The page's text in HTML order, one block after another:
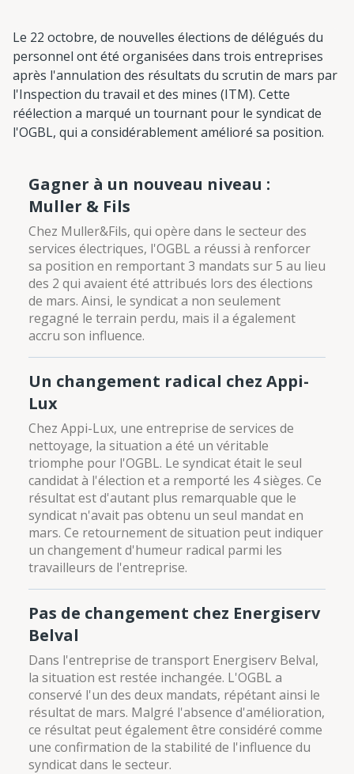
Le 22 octobre, de nouvelles élections de délégués du
personnel ont été organisées dans trois entreprises
après l'annulation des résultats du scrutin de mars par
l'Inspection du travail et des mines (ITM). Cette
réélection a marqué un tournant pour le syndicat de
l'OGBL, qui a considérablement amélioré sa position.
Gagner à un nouveau niveau :
Muller & Fils
Chez Muller&Fils, qui opère dans le secteur des
services électriques, l'OGBL a réussi à renforcer
sa position en remportant 3 mandats sur 5 au lieu
des 2 qui avaient été attribués lors des élections
de mars. Ainsi, le syndicat a non seulement
regagné le terrain perdu, mais il a également
accru son influence.
Un changement radical chez Appi-
Lux
Chez Appi-Lux, une entreprise de services de
nettoyage, la situation a été un véritable
triomphe pour l'OGBL. Le syndicat était le seul
candidat à l'élection et a remporté les 4 sièges. Ce
résultat est d'autant plus remarquable que le
syndicat n'avait pas obtenu un seul mandat en
mars. Ce retournement de situation peut indiquer
un changement d'humeur radical parmi les
travailleurs de l'entreprise.
Pas de changement chez Energiserv
Belval
Dans l'entreprise de transport Energiserv Belval,
la situation est restée inchangée. L'OGBL a
conservé l'un des deux mandats, répétant ainsi le
résultat de mars. Malgré l'absence d'amélioration,
ce résultat peut également être considéré comme
une confirmation de la stabilité de l'influence du
syndicat dans le secteur.